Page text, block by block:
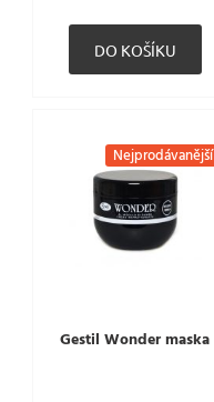
Nejprodávanější
Gestil Wonder maska